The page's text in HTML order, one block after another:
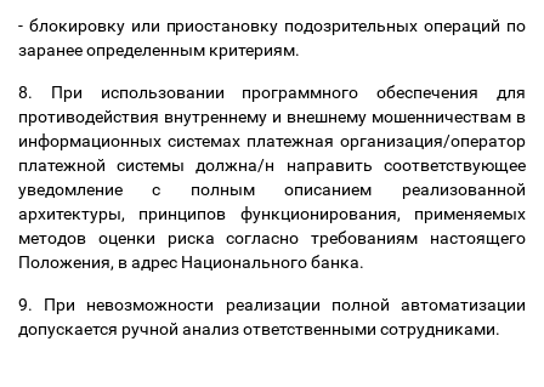
- блокировку или приостановку подозрительных операций по
заранее определенным критериям.
8. При использовании программного обеспечения для
противодействия внутреннему и внешнему мошенничествам в
информационных системах платежная организация/оператор
платежной системы должна/н направить соответствующее
уведомление с полным описанием реализованной
архитектуры, принципов функционирования, применяемых
методов оценки риска согласно требованиям настоящего
Положения, в адрес Национального банка.
9. При невозможности реализации полной автоматизации
допускается ручной анализ ответственными сотрудниками.